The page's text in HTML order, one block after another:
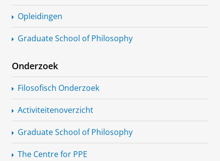
Opleidingen
Graduate School of Philosophy
Onderzoek
Filosofisch Onderzoek
Activiteitenoverzicht
Graduate School of Philosophy
The Centre for PPE